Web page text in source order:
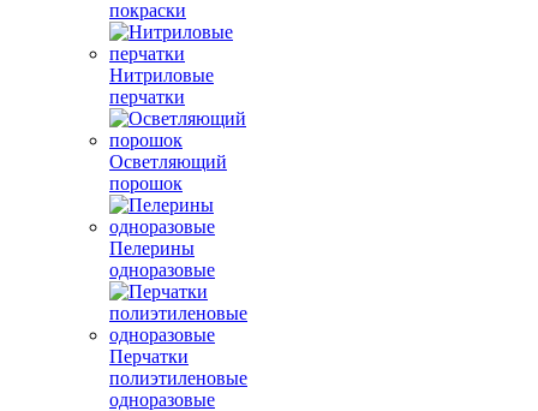
покраски
Нитриловые
перчатки
Осветляющий
порошок
Пелерины
одноразовые
Перчатки
полиэтиленовые
одноразовые